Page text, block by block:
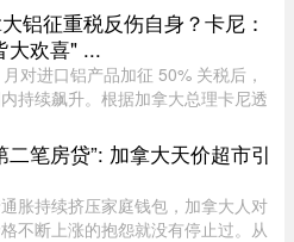
间，Leon’s Furniture Ltd.（LNF-
示，公 ...
铝征重税反伤自身？卡尼：
大欢喜" ...
对进口铝产品加征 50% 关税后，
持续飙升。根据加拿大总理卡尼透
52%。卡尼在魁省一处 Rio Tinto
示："虽 ...
二笔房贷”: 加拿大天价超市引
胀持续挤压家庭钱包，加拿大人对
不断上涨的抱怨就没有停止过。从